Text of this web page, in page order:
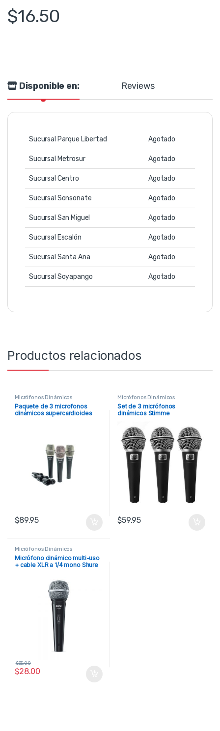
$16.50
Disponible en: Reviews
Sucursal Parque Libertad Agotado
Sucursal Metrosur Agotado
Sucursal Centro Agotado
Sucursal Sonsonate Agotado
Sucursal San Miguel Agotado
Sucursal Escalón Agotado
Sucursal Santa Ana Agotado
Sucursal Soyapango Agotado
Productos relacionados
Micrófonos Dinámicos
Paquete de 3 microfonos
dinámicos supercardioides
$89.95
Micrófonos Dinámicos
Set de 3 micrófonos
dinámicos Stimme
$59.95
Micrófonos Dinámicos
Micrófono dinámico multi-uso
+ cable XLR a 1/4 mono Shure
$28.00
$35.00